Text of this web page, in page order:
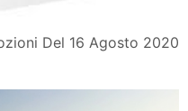
Del 16 Agosto 2020